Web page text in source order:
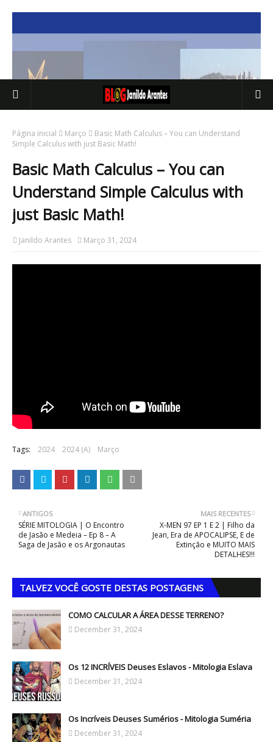
Página inicial Março
Basic Math Calculus – You can Understand
Simple Calculus with just Basic Math!
Basic Math Calculus – You can
Understand Simple Calculus with
just Basic Math!
Janildo Arantes Março 31, 2024
Tags: 2024 2024 (A) Março
MAIS RECENTES
X-MEN 97 EP 1 E 2 | Filho da
Jean, Era de APOCALIPSE, E de
Extinção e MUITO MAIS
DETALHES!!!
ANTIGOS
SÉRIE MITOLOGIA | O Encontro
de Jasão e Medeia – Ep 8 – A
Saga de Jasão e os Argonautas
TALVEZ VOCÊ GOSTE DESTAS POSTAGENS
COMO CALCULAR A ÁREA DESSE TERRENO?
December 31, 2024
Os 12 INCRÍVEIS Deuses Eslavos - Mitologia Eslava
December 31, 2024
Os Incríveis Deuses Sumérios - Mitologia Suméria
December 31, 2024